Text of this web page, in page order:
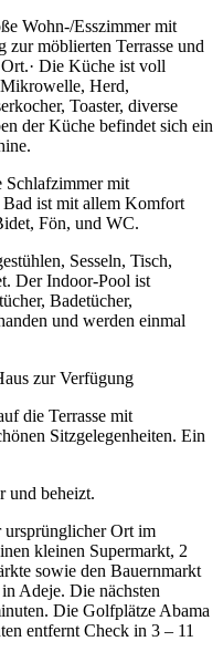
Wohn-/Esszimmer mit
möblierten Terrasse und
Die Küche ist voll
Mikrowelle, Herd,
Toaster, diverse
der Küche befindet sich ein
Schlafzimmer mit
Bad ist mit allem Komfort
Fön, und WC.
Sesseln, Tisch,
Der Indoor-Pool ist
Badetücher,
und werden einmal
zur Verfügung
die Terrasse mit
Sitzgelegenheiten. Ein
und beheizt.
ursprünglicher Ort im
kleinen Supermarkt, 2
sowie den Bauernmarkt
Adeje. Die nächsten
Die Golfplätze Abama
entfernt Check in 3 – 11